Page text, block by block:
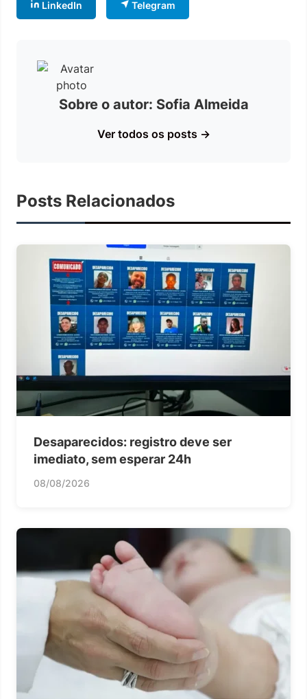
LinkedIn Telegram
Sobre o autor: Sofia Almeida
Ver todos os posts →
Posts Relacionados
Desaparecidos: registro deve ser
imediato, sem esperar 24h
08/08/2026